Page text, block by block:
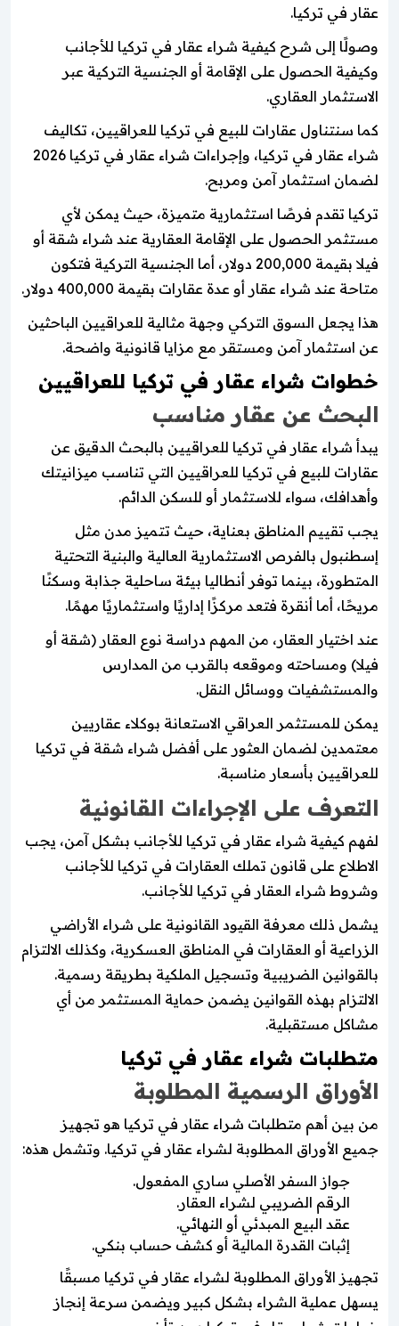
عقار في تركيا.
وصولًا إلى شرح كيفية شراء عقار في تركيا للأجانب
وكيفية الحصول على الإقامة أو الجنسية التركية عبر
الاستثمار العقاري.
كما سنتناول عقارات للبيع في تركيا للعراقيين، تكاليف
شراء عقار في تركيا، وإجراءات شراء عقار في تركيا 2026
لضمان استثمار آمن ومربح.
تركيا تقدم فرصًا استثمارية متميزة، حيث يمكن لأي
مستثمر الحصول على الإقامة العقارية عند شراء شقة أو
فيلا بقيمة 200,000 دولار، أما الجنسية التركية فتكون
متاحة عند شراء عقار أو عدة عقارات بقيمة 400,000 دولار.
هذا يجعل السوق التركي وجهة مثالية للعراقيين الباحثين
عن استثمار آمن ومستقر مع مزايا قانونية واضحة.
خطوات شراء عقار في تركيا للعراقيين
البحث عن عقار مناسب
يبدأ شراء عقار في تركيا للعراقيين بالبحث الدقيق عن
عقارات للبيع في تركيا للعراقيين التي تناسب ميزانيتك
وأهدافك، سواء للاستثمار أو للسكن الدائم.
يجب تقييم المناطق بعناية، حيث تتميز مدن مثل
إسطنبول بالفرص الاستثمارية العالية والبنية التحتية
المتطورة، بينما توفر أنطاليا بيئة ساحلية جذابة وسكنًا
مريحًا، أما أنقرة فتعد مركزًا إداريًا واستثماريًا مهمًا.
عند اختيار العقار، من المهم دراسة نوع العقار (شقة أو
فيلا) ومساحته وموقعه بالقرب من المدارس
والمستشفيات ووسائل النقل.
يمكن للمستثمر العراقي الاستعانة بوكلاء عقاريين
معتمدين لضمان العثور على أفضل شراء شقة في تركيا
للعراقيين بأسعار مناسبة.
التعرف على الإجراءات القانونية
لفهم كيفية شراء عقار في تركيا للأجانب بشكل آمن، يجب
الاطلاع على قانون تملك العقارات في تركيا للأجانب
وشروط شراء العقار في تركيا للأجانب.
يشمل ذلك معرفة القيود القانونية على شراء الأراضي
الزراعية أو العقارات في المناطق العسكرية، وكذلك الالتزام
بالقوانين الضريبية وتسجيل الملكية بطريقة رسمية.
الالتزام بهذه القوانين يضمن حماية المستثمر من أي
مشاكل مستقبلية.
متطلبات شراء عقار في تركيا
الأوراق الرسمية المطلوبة
من بين أهم متطلبات شراء عقار في تركيا هو تجهيز
جميع الأوراق المطلوبة لشراء عقار في تركيا. وتشمل هذه:
جواز السفر الأصلي ساري المفعول.
الرقم الضريبي لشراء العقار.
عقد البيع المبدئي أو النهائي.
إثبات القدرة المالية أو كشف حساب بنكي.
تجهيز الأوراق المطلوبة لشراء عقار في تركيا مسبقًا
يسهل عملية الشراء بشكل كبير ويضمن سرعة إنجاز